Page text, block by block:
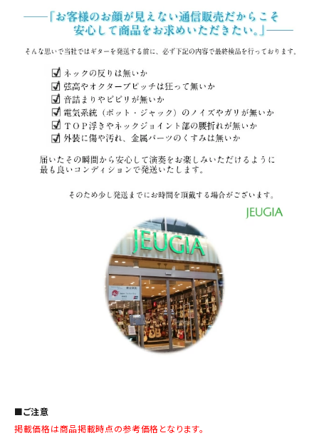
■ご注意
掲載価格は商品掲載時点の参考価格となります。